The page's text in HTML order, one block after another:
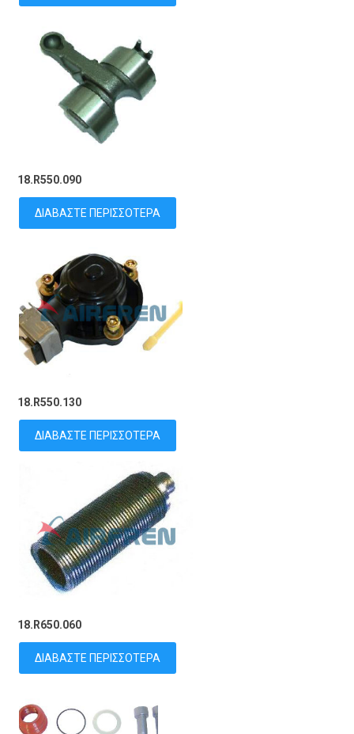
18.R550.090
ΔΙΑΒΆΣΤΕ ΠΕΡΙΣΣΌΤΕΡΑ
18.R550.130
ΔΙΑΒΆΣΤΕ ΠΕΡΙΣΣΌΤΕΡΑ
18.R650.060
ΔΙΑΒΆΣΤΕ ΠΕΡΙΣΣΌΤΕΡΑ